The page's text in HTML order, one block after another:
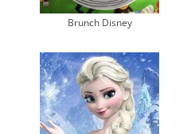
Brunch Disney